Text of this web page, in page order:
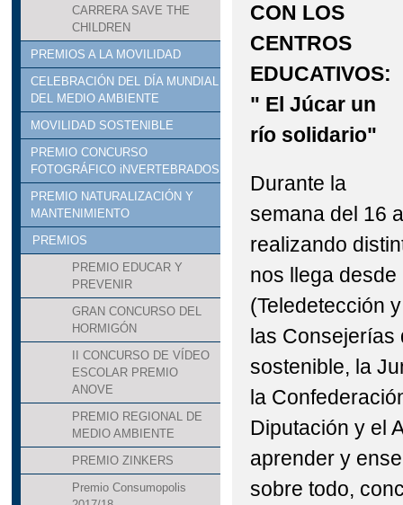
CARRERA SAVE THE
CHILDREN
PREMIOS A LA MOVILIDAD
CELEBRACIÓN DEL DÍA MUNDIAL
DEL MEDIO AMBIENTE
MOVILIDAD SOSTENIBLE
PREMIO CONCURSO
FOTOGRÁFICO iNVERTEBRADOS
PREMIO NATURALIZACIÓN Y
MANTENIMIENTO
PREMIOS
PREMIO EDUCAR Y
PREVENIR
GRAN CONCURSO DEL
HORMIGÓN
II CONCURSO DE VÍDEO
ESCOLAR PREMIO
ANOVE
PREMIO REGIONAL DE
MEDIO AMBIENTE
PREMIO ZINKERS
Premio Consumopolis
CON LOS
CENTROS
EDUCATIVOS:
" El Júcar un
río solidario"
Durante la
semana del 16
realizando
nos llega
(Teledetección
las
sostenible, la
la
Diputación y el
aprender y
sobre todo,